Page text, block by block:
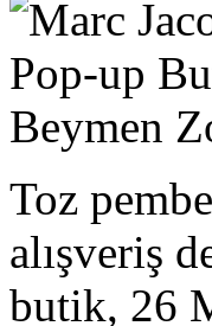
Toz
alışveriş
butik, 26